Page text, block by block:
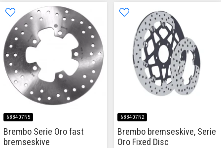
68B407N5
Brembo Serie Oro fast
bremseskive
68B407N2
Brembo bremseskive, Serie
Oro Fixed Disc